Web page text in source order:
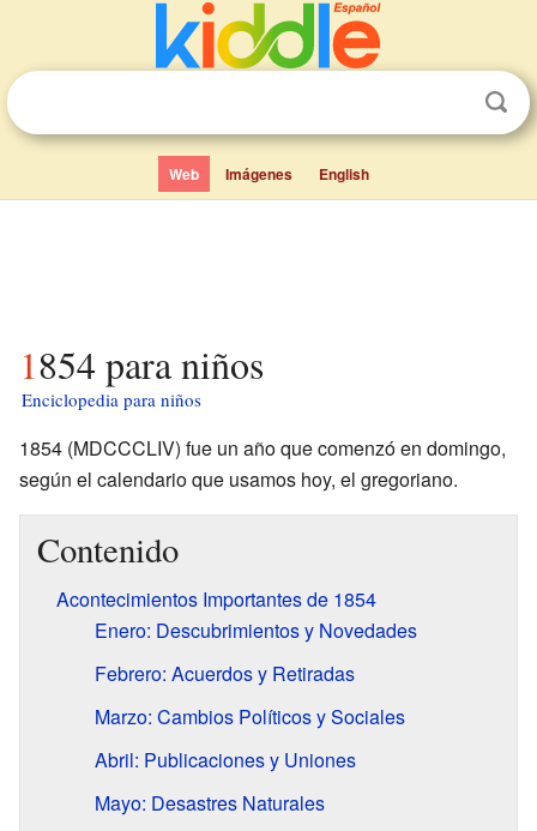
Web Imágenes English
1854 para niños
Enciclopedia para niños
1854 (MDCCCLIV) fue un año que comenzó en domingo,
según el calendario que usamos hoy, el gregoriano.
Contenido
Acontecimientos Importantes de 1854
Enero: Descubrimientos y Novedades
Febrero: Acuerdos y Retiradas
Marzo: Cambios Políticos y Sociales
Abril: Publicaciones y Uniones
Mayo: Desastres Naturales